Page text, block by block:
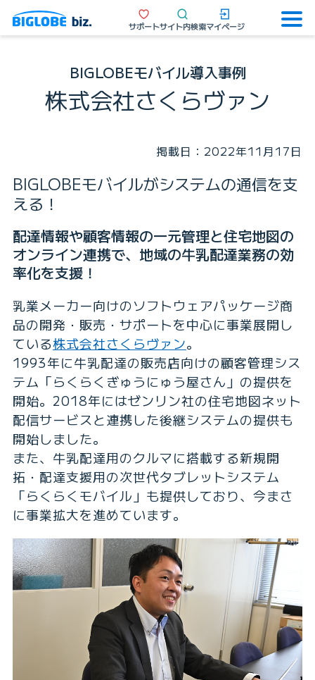
サポートサイト内検索マイページ
BIGLOBEモバイル導入事例
株式会社さくらヴァン
掲載日：2022年11月17日
BIGLOBEモバイルがシステムの通信を支
える！
配達情報や顧客情報の一元管理と住宅地図の
オンライン連携で、地域の牛乳配達業務の効
率化を支援！
乳業メーカー向けのソフトウェアパッケージ商
品の開発・販売・サポートを中心に事業展開し
ている株式会社さくらヴァン。
1993年に牛乳配達の販売店向けの顧客管理シス
テム「らくらくぎゅうにゅう屋さん」の提供を
開始。2018年にはゼンリン社の住宅地図ネット
配信サービスと連携した後継システムの提供も
開始しました。
また、牛乳配達用のクルマに搭載する新規開
拓・配達支援用の次世代タブレットシステム
「らくらくモバイル」も提供しており、今まさ
に事業拡大を進めています。